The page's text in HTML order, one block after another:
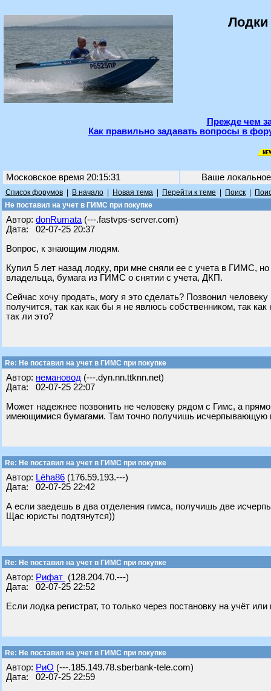
Лодки
Прежде чем
Как правильно задавать вопросы в
Московское время 20:15:31 Ваше
Список форумов В начало Новая тема Перейти к теме Поиск
Не поставил на учет в ГИМС при покупке
Автор: donRumata (---.fastvps-server.com)
Дата: 02-07-25 20:37
Вопрос, к знающим людям.
Купил 5 лет назад лодку, при мне сняли ее с учета в ГИМС,
владельца, бумага из ГИМС о снятии с учета, ДКП.
Сейчас хочу продать, могу я это сделать? Позвонил
получится, так как как бы я не явлюсь собственником, так
так ли это?
Re: Не поставил на учет в ГИМС при покупке
Автор: немановод (---.dyn.nn.ttknn.net)
Дата: 02-07-25 22:07
Может надежнее позвонить не человеку рядом с Гимс, а
имеющимися бумагами. Там точно получишь
Re: Не поставил на учет в ГИМС при покупке
Автор: Lёha86 (176.59.193.---)
Дата: 02-07-25 22:42
А если заедешь в два отделения гимса, получишь две
Щас юристы подтянутся))
Re: Не поставил на учет в ГИМС при покупке
Автор: Рифат (128.204.70.---)
Дата: 02-07-25 22:52
Если лодка регистрат, то только через постановку на учёт
Re: Не поставил на учет в ГИМС при покупке
Автор: РиО (---.185.149.78.sberbank-tele.com)
Дата: 02-07-25 22:59